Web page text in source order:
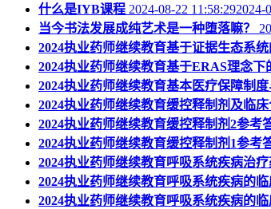
什么是IYB课程 2024-08-22 11:58:292024-
当今书法发展成纯艺术是一种堕落嘛？
2024执业药师继续教育基于证据生态系
2024执业药师继续教育基于ERAS理念
2024执业药师继续教育基本医疗保障制
2024执业药师继续教育缓控释制剂及临
2024执业药师继续教育缓控释制剂2参考
2024执业药师继续教育缓控释制剂1参考
2024执业药师继续教育呼吸系统疾病治
2024执业药师继续教育呼吸系统疾病的
2024执业药师继续教育呼吸系统疾病的